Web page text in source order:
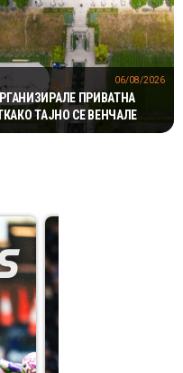
ПРИВАТНА
ТАЈНО СЕ ВЕНЧАЛЕ
06/08/2026